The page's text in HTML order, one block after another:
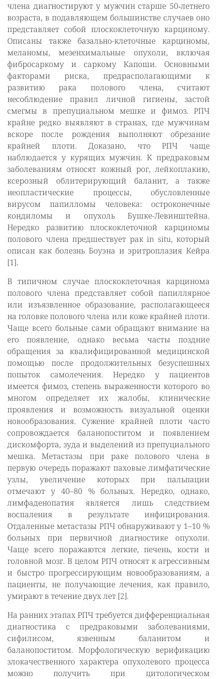
члена диагностируют у мужчин старше 50‑летнего
возраста, в подавляющем большинстве случаев оно
представляет собой плоскоклеточную карциному.
Описаны также базально-клеточные карциномы,
меланомы, мезенхимальные опухоли, включая
фибросаркому и саркому Капоши. Основными
факторами риска, предрасполагающими к
развитию рака полового члена, считают
несоблюдение правил личной гигиены, застой
смегмы в препуциальном мешке и фимоз. РПЧ
крайне редко выявляют в странах, где мужчинам
вскоре после рождения выполняют обрезание
крайней плоти. Доказано, что РПЧ чаще
наблюдается у курящих мужчин. К предраковым
заболеваниям относят кожный рог, лейкоплакию,
ксерозный облитерирующий баланит, а также
неопластические процессы, обусловленные
вирусом папилломы человека: остроконечные
кондиломы и опухоль Бушке-Левинштейна.
Нередко развитию плоскоклеточной карциномы
полового члена предшествует рак in situ, который
описан как болезнь Боуэна и эритроплазия Кейра
[1].
В типичном случае плоскоклеточная карцинома
полового члена представляет собой папиллярное
или изъязвленное образование, располагающееся
на головке полового члена или коже крайней плоти.
Чаще всего больные сами обращают внимание на
его появление, однако весьма часты поздние
обращения за квалифицированной медицинской
помощью после продолжительных безуспешных
попыток самолечения. Нередко у пациентов
имеется фимоз, степень выраженности которого во
многом определяет их жалобы, клинические
проявления и возможность визуальной оценки
новообразования. Сужение крайней плоти часто
сопровождается баланопоститом и появлением
дискомфорта, зуда и выделений из препуциального
мешка. Метастазы при раке полового члена в
первую очередь поражают паховые лимфатические
узлы, увеличение которых при пальпации
отмечают у 40–80 % больных. Нередко, однако,
лимфаденопатия является лишь следствием
воспаления в результате инфицирования.
Отдаленные метастазы РПЧ обнаруживают у 1–10 %
больных при первичной диагностике опухоли.
Чаще всего поражаются легкие, печень, кости и
головной мозг. В целом РПЧ относят к агрессивным
и быстро прогрессирующим новообразованиям, а
пациенты, не получающие лечения, как правило,
умирают в течение двух лет [2].
На ранних этапах РПЧ требуется дифференциальная
диагностика с предраковыми заболеваниями,
сифилисом, язвенным баланитом и
баланопоститом. Морфологическую верификацию
злокачественного характера опухолевого процесса
можно получить при цитологическом